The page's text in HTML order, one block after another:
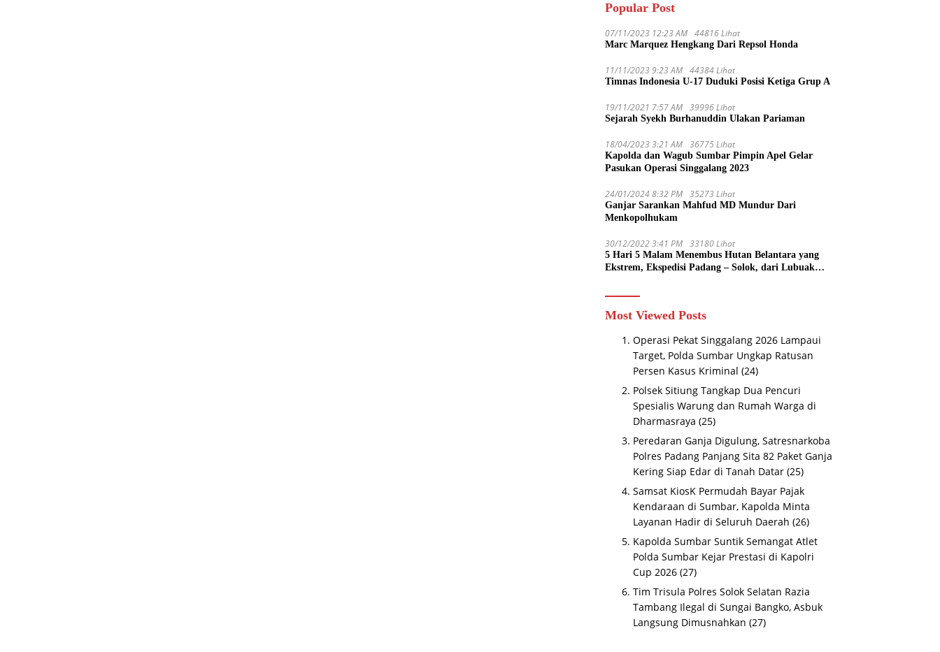
Popular Post
07/11/2023 12:23 AM 44816 Lihat
Marc Marquez Hengkang Dari Repsol Honda
11/11/2023 9:23 AM 44384 Lihat
Timnas Indonesia U-17 Duduki Posisi Ketiga Grup A
19/11/2021 7:57 AM 39996 Lihat
Sejarah Syekh Burhanuddin Ulakan Pariaman
18/04/2023 3:21 AM 36775 Lihat
Kapolda dan Wagub Sumbar Pimpin Apel Gelar
Pasukan Operasi Singgalang 2023
24/01/2024 8:32 PM 35273 Lihat
Ganjar Sarankan Mahfud MD Mundur Dari
Menkopolhukam
30/12/2022 3:41 PM 33180 Lihat
5 Hari 5 Malam Menembus Hutan Belantara yang
Ekstrem, Ekspedisi Padang – Solok, dari Lubuak
Most Viewed Posts
Operasi Pekat Singgalang 2026 Lampaui
Target, Polda Sumbar Ungkap Ratusan
Persen Kasus Kriminal (24)
Polsek Sitiung Tangkap Dua Pencuri
Spesialis Warung dan Rumah Warga di
Dharmasraya (25)
Peredaran Ganja Digulung, Satresnarkoba
Polres Padang Panjang Sita 82 Paket Ganja
Kering Siap Edar di Tanah Datar (25)
Samsat KiosK Permudah Bayar Pajak
Kendaraan di Sumbar, Kapolda Minta
Layanan Hadir di Seluruh Daerah (26)
Kapolda Sumbar Suntik Semangat Atlet
Polda Sumbar Kejar Prestasi di Kapolri
Cup 2026 (27)
Tim Trisula Polres Solok Selatan Razia
Tambang Ilegal di Sungai Bangko, Asbuk
Langsung Dimusnahkan (27)